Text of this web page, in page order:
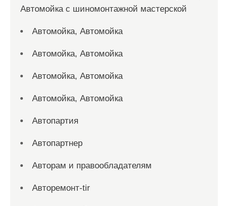
Автомойка с шиномонтажной мастерской
Автомойка, Автомойка
Автомойка, Автомойка
Автомойка, Автомойка
Автомойка, Автомойка
Автопартия
Автопартнер
Авторам и правообладателям
Авторемонт-tir